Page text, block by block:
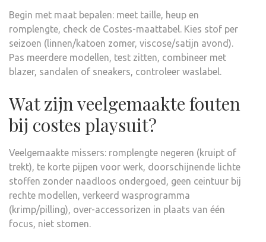
Begin met maat bepalen: meet taille, heup en
romplengte, check de Costes-maattabel. Kies stof per
seizoen (linnen/katoen zomer, viscose/satijn avond).
Pas meerdere modellen, test zitten, combineer met
blazer, sandalen of sneakers, controleer waslabel.
Wat zijn veelgemaakte fouten
bij costes playsuit?
Veelgemaakte missers: romplengte negeren (kruipt of
trekt), te korte pijpen voor werk, doorschijnende lichte
stoffen zonder naadloos ondergoed, geen ceintuur bij
rechte modellen, verkeerd wasprogramma
(krimp/pilling), over-accessorizen in plaats van één
focus, niet stomen.